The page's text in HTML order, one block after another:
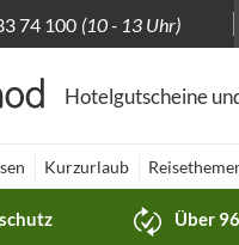
74 100 (10 - 13 Uhr)
Hotelgutscheine
Kurzurlaub
Über